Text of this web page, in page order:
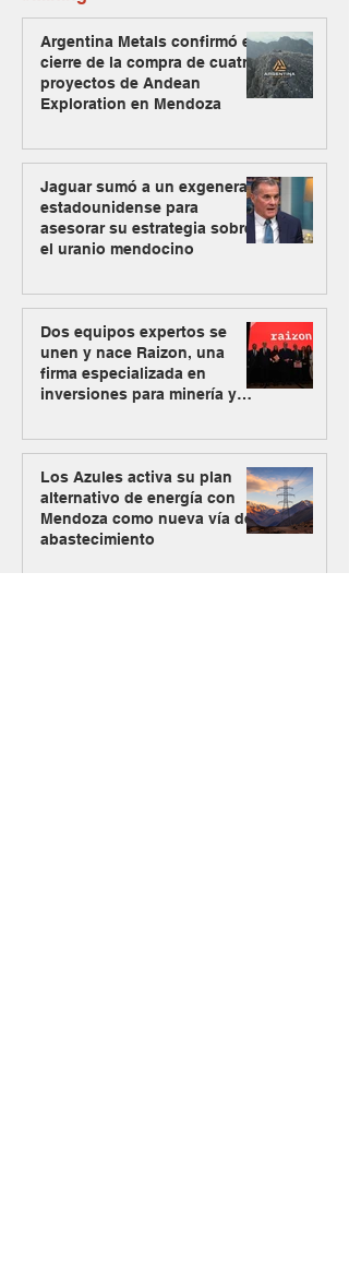
Argentina Metals confirmó el
cierre de la compra de cuatro
proyectos de Andean
Exploration en Mendoza
Jaguar sumó a un exgeneral
estadounidense para
asesorar su estrategia sobre
el uranio mendocino
Dos equipos expertos se
unen y nace Raizon, una
firma especializada en
inversiones para minería y
Los Azules activa su plan
alternativo de energía con
Mendoza como nueva vía de
abastecimiento